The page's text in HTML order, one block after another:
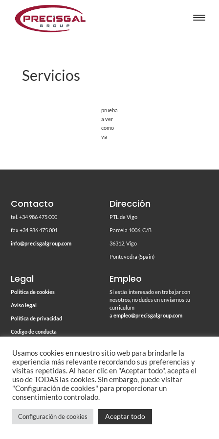
Servicios
prueba
a ver
como
va
Contacto
tel. +34 986 475 000
fax +34 986 475 001
info@precisgalgroup.com
Dirección
PTL de Vigo
Parcela 1006, C/B
36312, Vigo
Pontevedra (Spain)
Legal
Politica de cookies
Aviso legal
Política de privacidad
Código de conducta
Empleo
Si estás interesado en trabajar con
nosotros, no dudes en enviarnos tu
curriculum
a empleo@precisgalgroup.com
© 2026 PrecisgalGroup
Usamos cookies en nuestro sitio web para brindarle la
experiencia más relevante recordando sus preferencias y
visitas repetidas. Al hacer clic en "Aceptar todo", acepta el
uso de TODAS las cookies. Sin embargo, puede visitar
"Configuración de cookies" para proporcionar un
consentimiento controlado.
Configuración de cookies Aceptar todo